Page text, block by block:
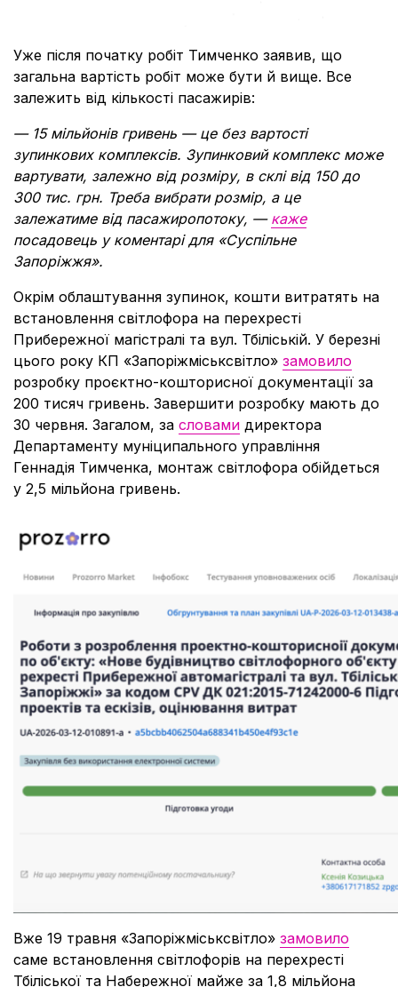
Уже після початку робіт Тимченко заявив, що
загальна вартість робіт може бути й вище. Все
залежить від кількості пасажирів:
— 15 мільйонів гривень — це без вартості
зупинкових комплексів. Зупинковий комплекс може
вартувати, залежно від розміру, в склі від 150 до
300 тис. грн. Треба вибрати розмір, а це
залежатиме від пасажиропотоку, — каже
посадовець у коментарі для «Суспільне
Запоріжжя».
Окрім облаштування зупинок, кошти витратять на
встановлення світлофора на перехресті
Прибережної магістралі та вул. Тбіліській. У березні
цього року КП «Запоріжміськсвітло» замовило
розробку проєктно-кошторисної документації за
200 тисяч гривень. Завершити розробку мають до
30 червня. Загалом, за словами директора
Департаменту муніципального управління
Геннадія Тимченка, монтаж світлофора обійдеться
у 2,5 мільйона гривень.
Вже 19 травня «Запоріжміськсвітло» замовило
саме встановлення світлофорів на перехресті
Тбіліської та Набережної майже за 1,8 мільйона